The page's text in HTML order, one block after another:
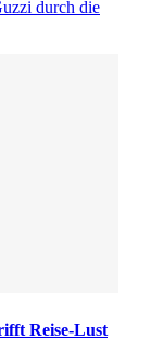
durch die
Reise-Lust